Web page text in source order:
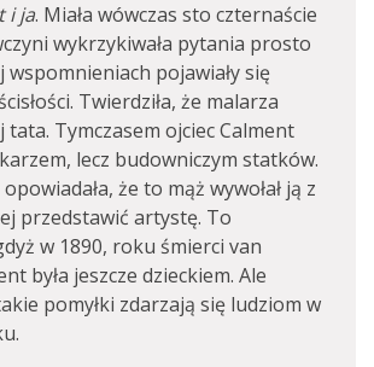
i ja. Miała wówczas sto czternaście
wykrzykiwała pytania prosto
wspomnieniach pojawiały się
Twierdziła, że malarza
tata. Tymczasem ojciec Calment
lecz budowniczym statków.
że to mąż wywołał ją z
przedstawić artystę. To
w 1890, roku śmierci van
była jeszcze dzieckiem. Ale
pomyłki zdarzają się ludziom w